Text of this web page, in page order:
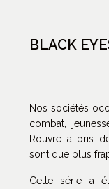
BLACK
Nos sociétés
combat,
Rouvre a pris
sont que plus
Cette série a